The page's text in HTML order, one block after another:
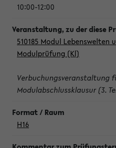
10:00-12:00
510185 Modul Lebenswelten
Modulprüfung (Kl)
Verbuchungsveranstaltung
Modulabschlussklausur (3.
H16